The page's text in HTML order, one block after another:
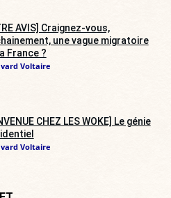
AVIS] Craignez-vous,
une vague migratoire
France ?
Voltaire
CHEZ LES WOKE] Le génie
Voltaire